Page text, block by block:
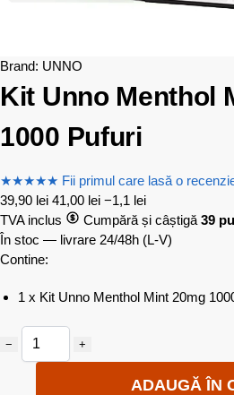
Brand: UNNO
Kit Unno Menthol
1000 Pufuri
★★★★★ Fii primul care lasă o
39,90 lei 41,00 lei −1,1 lei
TVA inclus
Cumpără și câștigă 39
În stoc — livrare 24/48h (L-V)
Contine:
1 x Kit Unno Menthol Mint 20mg
− +
ADAUGĂ ÎN